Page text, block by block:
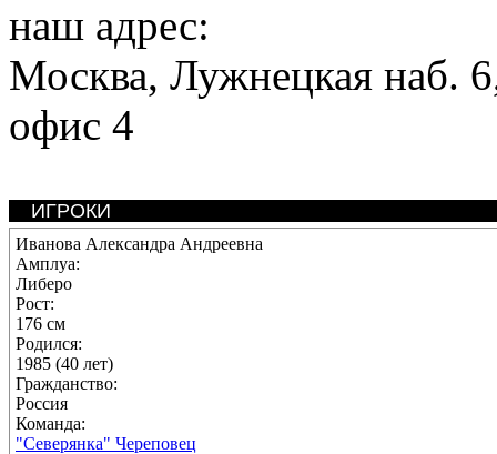
наш адрес:
Москва, Лужнецкая наб.
офис 4
ИГРОКИ
Иванова Александра Андреевна
Амплуа:
Либеро
Рост:
176 см
Родился:
1985 (40 лет)
Гражданство:
Россия
Команда:
"Северянка" Череповец